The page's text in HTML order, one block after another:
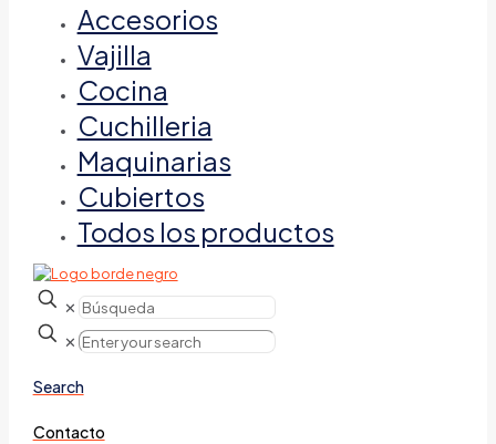
Accesorios
Vajilla
Cocina
Cuchilleria
Maquinarias
Cubiertos
Todos los productos
✕
✕
Search
Contacto